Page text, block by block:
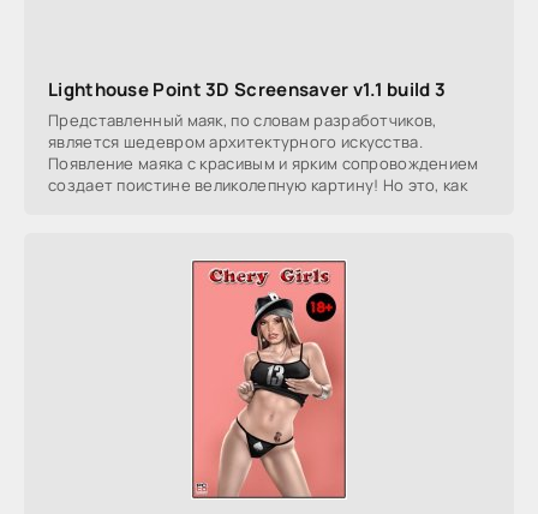
Lighthouse Point 3D Screensaver v1.1 build 3
Представленный маяк, по словам разработчиков,
является шедевром архитектурного искусства.
Появление маяка с красивым и ярким сопровождением
создает поистине великолепную картину! Но это, как